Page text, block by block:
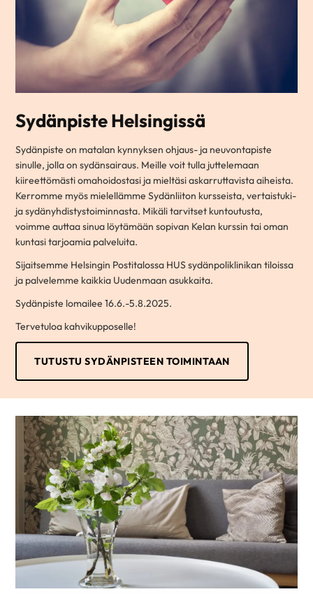
Sydänpiste Helsingissä
Sydänpiste on matalan kynnyksen ohjaus- ja neuvontapiste
sinulle, jolla on sydänsairaus. Meille voit tulla juttelemaan
kiireettömästi omahoidostasi ja mieltäsi askarruttavista aiheista.
Kerromme myös mielellämme Sydänliiton kursseista, vertaistuki-
ja sydänyhdistystoiminnasta. Mikäli tarvitset kuntoutusta,
voimme auttaa sinua löytämään sopivan Kelan kurssin tai oman
kuntasi tarjoamia palveluita.
Sijaitsemme Helsingin Postitalossa HUS sydänpoliklinikan tiloissa
ja palvelemme kaikkia Uudenmaan asukkaita.
Sydänpiste lomailee 16.6.-5.8.2025.
Tervetuloa kahvikupposelle!
TUTUSTU SYDÄNPISTEEN TOIMINTAAN